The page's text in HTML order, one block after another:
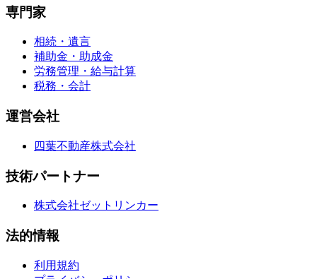
専門家
相続・遺言
補助金・助成金
労務管理・給与計算
税務・会計
運営会社
四葉不動産株式会社
技術パートナー
株式会社ゼットリンカー
法的情報
利用規約